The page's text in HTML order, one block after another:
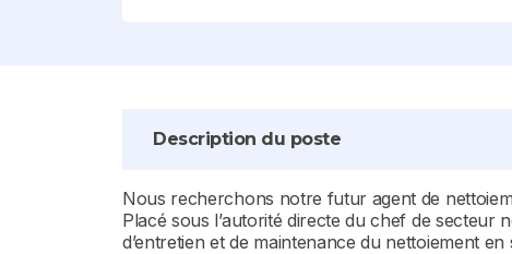
Description du poste
Nous recherchons notre futur agent de
Placé sous l’autorité directe du chef de secteur
d’entretien et de maintenance du nettoiement